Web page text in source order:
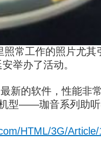
常工作的照片尤
举办了活动。
新的软件，性能非
型——珈音系列助听
HTML/3G/